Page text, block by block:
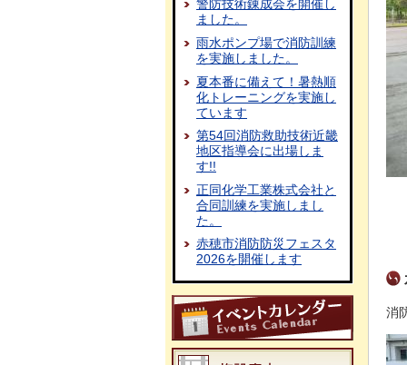
警防技術錬成会を開催し
ました。
雨水ポンプ場で消防訓練
を実施しました。
夏本番に備えて！暑熱順
化トレーニングを実施し
ています
第54回消防救助技術近畿
地区指導会に出場しま
す!!
正同化学工業株式会社と
合同訓練を実施しまし
た。
赤穂市消防防災フェスタ
2026を開催します
消